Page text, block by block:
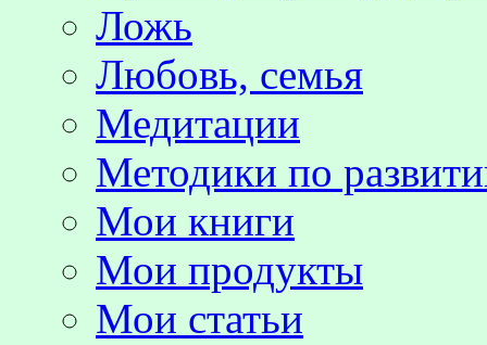
Ложь
Любовь, семья
Медитации
Методики по
Мои книги
Мои продукты
Мои статьи